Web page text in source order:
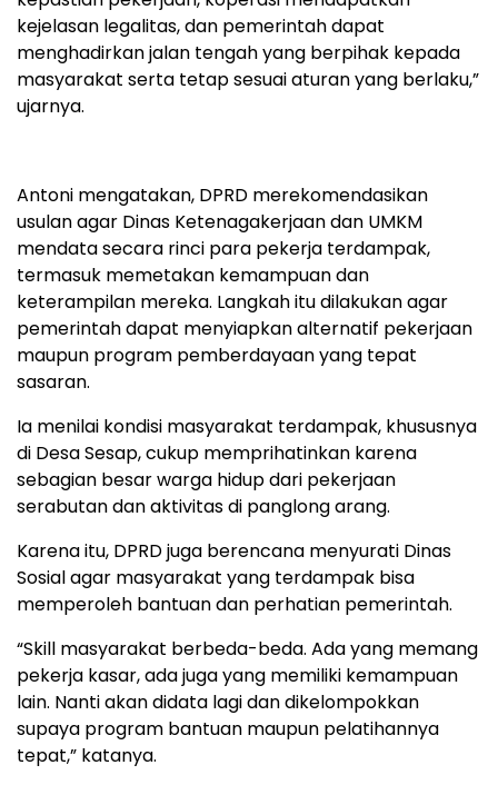
kejelasan legalitas, dan pemerintah dapat
menghadirkan jalan tengah yang berpihak kepada
masyarakat serta tetap sesuai aturan yang berlaku,”
ujarnya.
Antoni mengatakan, DPRD merekomendasikan
usulan agar Dinas Ketenagakerjaan dan UMKM
mendata secara rinci para pekerja terdampak,
termasuk memetakan kemampuan dan
keterampilan mereka. Langkah itu dilakukan agar
pemerintah dapat menyiapkan alternatif pekerjaan
maupun program pemberdayaan yang tepat
sasaran.
Ia menilai kondisi masyarakat terdampak, khususnya
di Desa Sesap, cukup memprihatinkan karena
sebagian besar warga hidup dari pekerjaan
serabutan dan aktivitas di panglong arang.
Karena itu, DPRD juga berencana menyurati Dinas
Sosial agar masyarakat yang terdampak bisa
memperoleh bantuan dan perhatian pemerintah.
“Skill masyarakat berbeda-beda. Ada yang memang
pekerja kasar, ada juga yang memiliki kemampuan
lain. Nanti akan didata lagi dan dikelompokkan
supaya program bantuan maupun pelatihannya
tepat,” katanya.